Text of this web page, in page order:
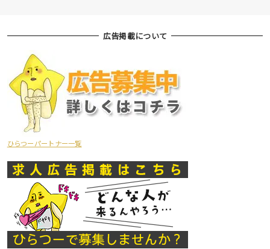
広告掲載について
ひらつーパートナー一覧